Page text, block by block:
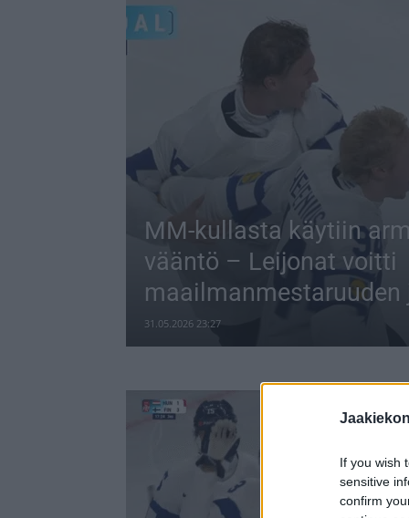
If you wish
sensitive
confirm
MM-kullasta käytiin
vääntö – Leijonat voitti
maailmanmestaruuden
31.05.2026 23:27